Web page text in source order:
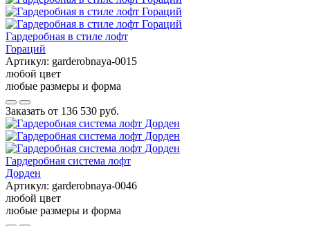
Гардеробная в стиле лофт
Гораций
Артикул: garderobnaya-0015
любой цвет
любые размеры и форма
Заказать от 136 530 руб.
Гардеробная система лофт
Дорден
Артикул: garderobnaya-0046
любой цвет
любые размеры и форма